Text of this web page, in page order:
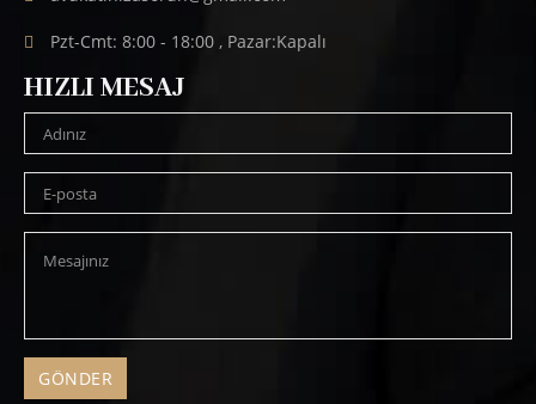
Pzt-Cmt: 8:00 - 18:00 , Pazar:Kapalı
HIZLI MESAJ